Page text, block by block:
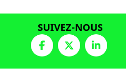
SUIVEZ-NOUS